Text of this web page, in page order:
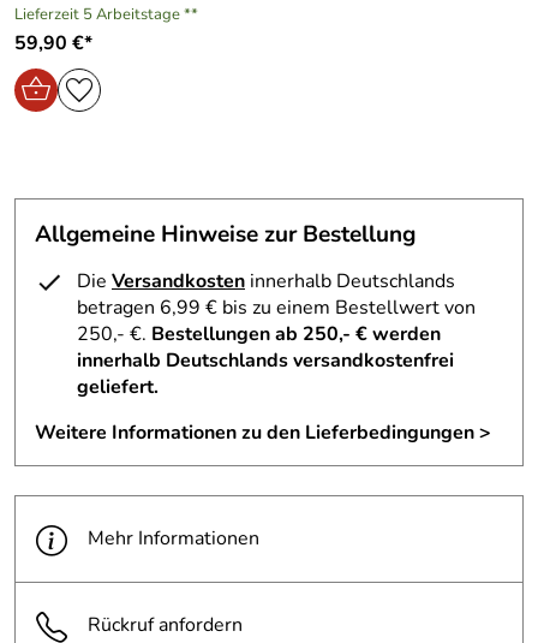
Hirschbergstrasse 8-10, 85254 Sulzemoos, info@alpina-
sports.de
Bewertungsdatum: 19.03.2020
Lieferzeit 5 Arbeitstage **
59,90 €*
Allgemeine Hinweise zur Bestellung
Die Versandkosten innerhalb Deutschlands
betragen 6,99 € bis zu einem Bestellwert von
250,- €. Bestellungen ab 250,- € werden
innerhalb Deutschlands versandkostenfrei
geliefert.
Weitere Informationen zu den Lieferbedingungen >
Mehr Informationen
Rückruf anfordern